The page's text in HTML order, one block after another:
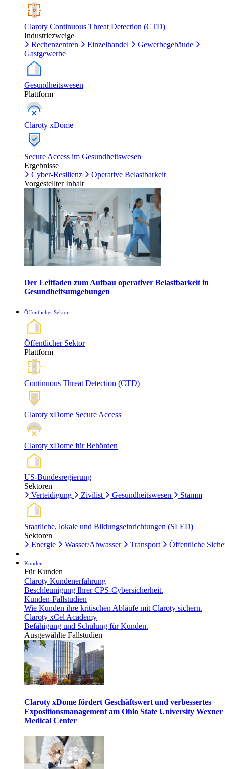
Claroty Continuous Threat Detection (CTD)
Industriezweige
Rechenzentren
Einzelhandel
Gewerbegebäude
Gastgewerbe
Gesundheitswesen
Plattform
Claroty xDome
Secure Access im Gesundheitswesen
Ergebnisse
Cyber-Resilienz
Operative Belastbarkeit
Vorgestellter Inhalt
Der Leitfaden zum Aufbau operativer Belastbarkeit in
Gesundheitsumgebungen
Öffentlicher Sektor
Öffentlicher Sektor
Plattform
Continuous Threat Detection (CTD)
Claroty xDome Secure Access
Claroty xDome für Behörden
US-Bundesregierung
Sektoren
Verteidigung
Zivilist Gesundheitswesen Stamm
Staatliche, lokale und Bildungseinrichtungen (SLED)
Sektoren
Energie
Wasser/Abwasser Transport Öffentliche
Kunden
Für Kunden
Claroty Kundenerfahrung
Beschleunigung Ihrer CPS-Cybersicherheit.
Kunden-Fallstudien
Wie Kunden ihre kritischen Abläufe mit Claroty sichern.
Claroty xCel Academy
Befähigung und Schulung für Kunden.
Ausgewählte Fallstudien
Claroty xDome fördert Geschäftswert und verbessertes
Expositionsmanagement am Ohio State University Wexner
Medical Center